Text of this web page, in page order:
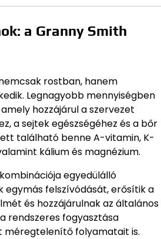
a Granny Smith
rostban, hanem
Legnagyobb mennyiségben
hozzájárul a szervezet
a sejtek egészségéhez és a bőr
található benne A-vitamin, K-
kálium és magnézium.
egyedülálló
egymás felszívódását, erősítik a
és hozzájárulnak az általános
rendszeres fogyasztása
méregtelenítő folyamatait is.